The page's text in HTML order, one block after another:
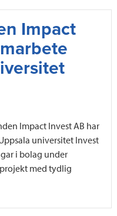
Impact
Impact Invest AB har
universitet Invest
i bolag under
med tydlig